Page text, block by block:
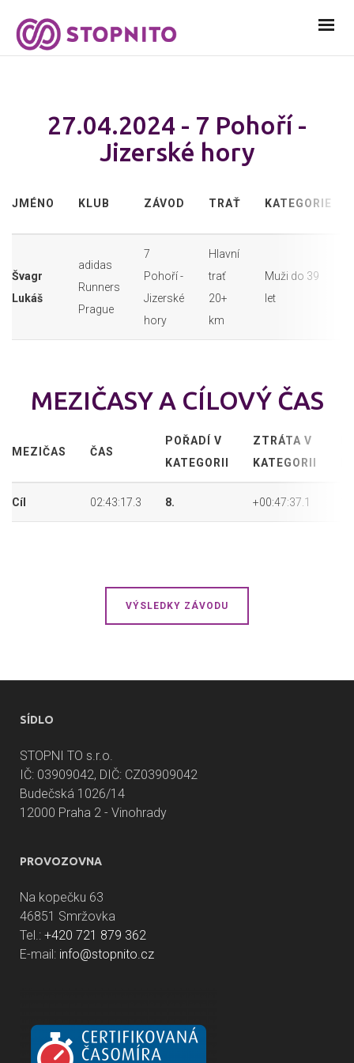
27.04.2024 - 7 Pohoří -
Jizerské hory
JMÉNO KLUB ZÁVOD TRAŤ KATEGORIE
Švagr
Lukáš
adidas
Runners
Prague
7
Pohoří -
Jizerské
hory
Hlavní
trať
20+
km
Muži do 39
let
MEZIČASY A CÍLOVÝ ČAS
MEZIČAS ČAS
POŘADÍ V
KATEGORII
ZTRÁTA V
KATEGORII
Cíl 02:43:17.3 8. +00:47:37.1
VÝSLEDKY ZÁVODU
SÍDLO
STOPNI TO s.r.o.
IČ: 03909042, DIČ: CZ03909042
Budečská 1026/14
12000 Praha 2 - Vinohrady
PROVOZOVNA
Na kopečku 63
46851 Smržovka
Tel.: +420 721 879 362
E-mail: info@stopnito.cz